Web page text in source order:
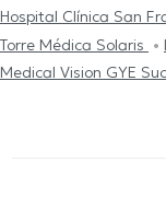
Hospital Clínica San
Torre Médica Solaris
Medical Vision GYE